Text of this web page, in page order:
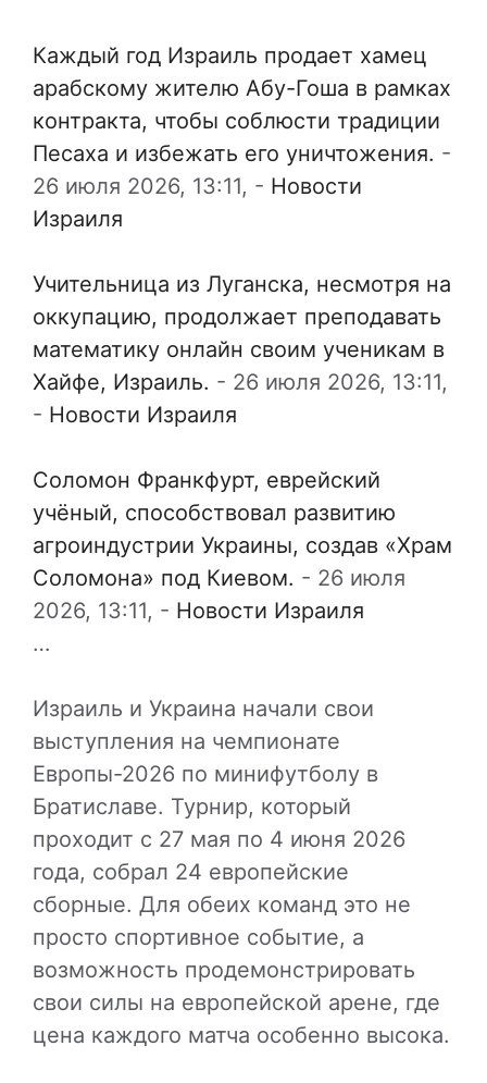
Каждый год Израиль продает хамец
арабскому жителю Абу-Гоша в рамках
контракта, чтобы соблюсти традиции
Песаха и избежать его уничтожения. -
26 июля 2026, 13:11, - Новости
Израиля
Учительница из Луганска, несмотря на
оккупацию, продолжает преподавать
математику онлайн своим ученикам в
Хайфе, Израиль. - 26 июля 2026, 13:11,
- Новости Израиля
Соломон Франкфурт, еврейский
учёный, способствовал развитию
агроиндустрии Украины, создав «Храм
Соломона» под Киевом. - 26 июля
2026, 13:11, - Новости Израиля
…
Израиль и Украина начали свои
выступления на чемпионате
Европы-2026 по минифутболу в
Братиславе. Турнир, который
проходит с 27 мая по 4 июня 2026
года, собрал 24 европейские
сборные. Для обеих команд это не
просто спортивное событие, а
возможность продемонстрировать
свои силы на европейской арене, где
цена каждого матча особенно высока.